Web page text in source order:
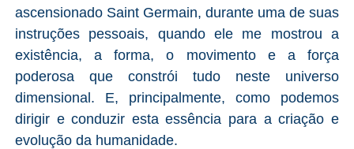
ascensionado Saint Germain, durante uma de suas
instruções pessoais, quando ele me mostrou a
existência, a forma, o movimento e a força
poderosa que constrói tudo neste universo
dimensional. E, principalmente, como podemos
dirigir e conduzir esta essência para a criação e
evolução da humanidade.